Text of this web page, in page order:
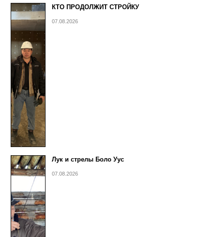
КТО ПРОДОЛЖИТ СТРОЙКУ
07.08.2026
Лук и стрелы Боло Уус
07.08.2026